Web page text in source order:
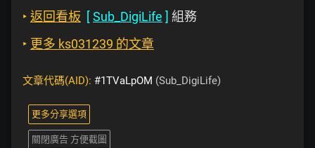
‣ 返回看板 [Sub_DigiLife ] 組務
‣ 更多 ks031239 的文章
文章代碼(AID): #1TVaLpOM (Sub_DigiLife)
更多分享選項
關閉廣告 方便截圖